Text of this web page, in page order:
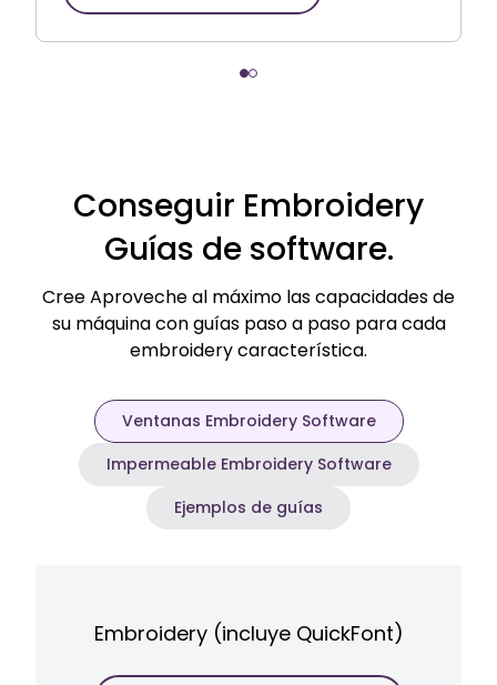
Conseguir Embroidery
Guías de software.
Cree Aproveche al máximo las capacidades de
su máquina con guías paso a paso para cada
embroidery característica.
Ventanas Embroidery Software
Impermeable Embroidery Software
Ejemplos de guías
Embroidery (incluye QuickFont)